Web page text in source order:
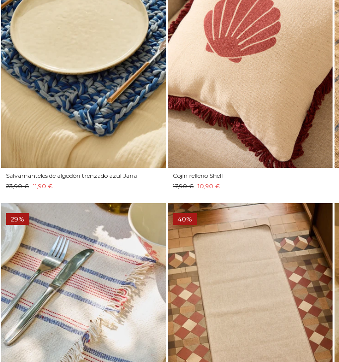
Salvamanteles de algodón trenzado azul Jana
23,90 € 11,90 €
Cojín relleno Shell
17,90 € 10,90 €
29% 40%